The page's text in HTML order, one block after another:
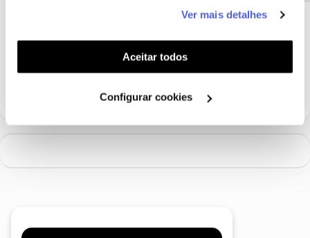
funcionalidades (cookies de personalização e
funcionalidade) e adaptar anúncios aos seus interesses
(cookies de publicidade personalizada). Pode gerir a
utilização dos cookies clicando em "Configurar
Ver mais detalhes
Aceitar todos
Configurar cookies
Para o conseguirmos ajudar, pedimos que nos envie uma
Ajude a comunidade a encontrar informação relevante. Marque
como "Melhor Resposta" e faça "Like" nos melhores comentários.